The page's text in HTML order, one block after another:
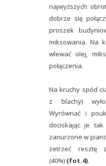
najwyższych
dobrze się
proszek
miksowania. Na
wlewać olej,
połączenia.
Na kruchy spód
z blachy)
Wyrównać i
dociskając je tak
zanurzone w
zetrzeć resztę
(40%) (fot.4).